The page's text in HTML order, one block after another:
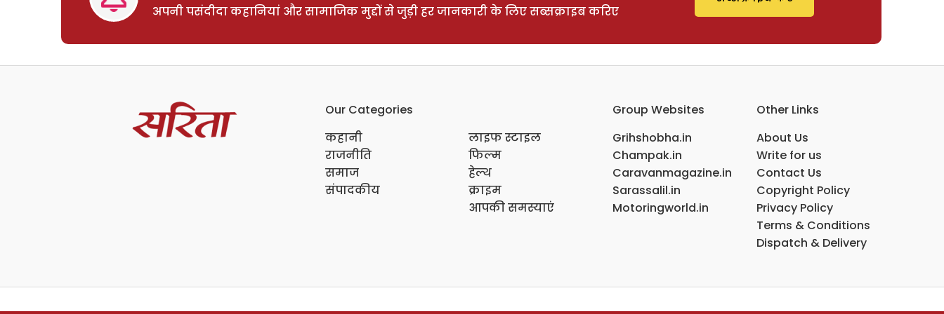
अपनी पसंदीदा कहानियां और सामाजिक मुद्दों से जुड़ी हर जानकारी के लिए सब्सक्राइब करिए
Our Categories
कहानी
राजनीति
समाज
संपादकीय
लाइफ स्टाइल
फिल्म
हेल्थ
क्राइम
आपकी समस्याएं
Group Websites
Grihshobha.in
Champak.in
Caravanmagazine.in
Sarassalil.in
Motoringworld.in
Other Links
About Us
Write for us
Contact Us
Copyright Policy
Privacy Policy
Terms & Conditions
Dispatch & Delivery